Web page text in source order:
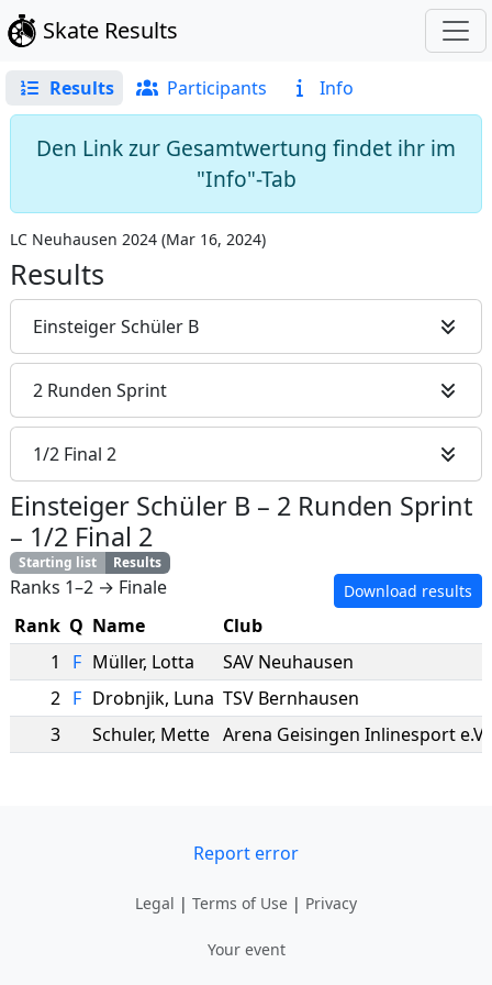
Skate Results
Results Participants Info
Den Link zur Gesamtwertung findet ihr im
"Info"-Tab
LC Neuhausen 2024 (Mar 16, 2024)
Results
Einsteiger Schüler B
2 Runden Sprint
1/2 Final 2
Einsteiger Schüler B – 2 Runden Sprint
– 1/2 Final 2
Starting list Results
Ranks 1–2 → Finale Download results
Rank Q Name
Club
1
F Müller, Lotta
SAV Neuhausen
2 F Drobnjik, Luna TSV Bernhausen
3
Schuler, Mette Arena Geisingen Inlinesport e.V.
Report error
Legal | Terms of Use | Privacy
Your event